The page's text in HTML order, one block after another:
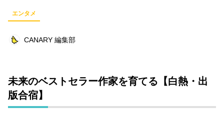
コミュニティ
連載企画 高屋校長 オフ会
エンタメ
CANARY 編集部
未来のベストセラー作家を育てる【白熱・出
版合宿】